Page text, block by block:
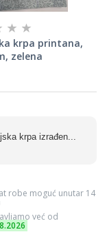
krpa printana,
zelena
krpa izrađen...
robe moguć unutar 14
već od